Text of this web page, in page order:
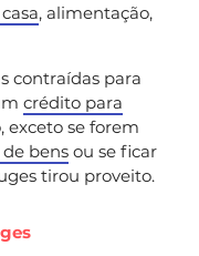
, alimentação,
contraídas para
crédito para
exceto se forem
bens ou se ficar
tirou proveito.